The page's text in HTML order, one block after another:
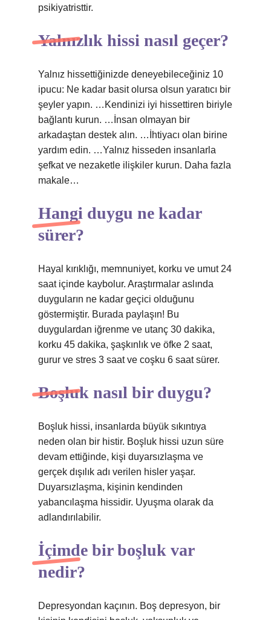
psikiyatristtir.
Yalnızlık hissi nasıl geçer?
Yalnız hissettiğinizde deneyebileceğiniz 10
ipucu: Ne kadar basit olursa olsun yaratıcı bir
şeyler yapın. …Kendinizi iyi hissettiren biriyle
bağlantı kurun. …İnsan olmayan bir
arkadaştan destek alın. …İhtiyacı olan birine
yardım edin. …Yalnız hisseden insanlarla
şefkat ve nezaketle ilişkiler kurun. Daha fazla
makale…
Hangi duygu ne kadar
sürer?
Hayal kırıklığı, memnuniyet, korku ve umut 24
saat içinde kaybolur. Araştırmalar aslında
duyguların ne kadar geçici olduğunu
göstermiştir. Burada paylaşın! Bu
duygulardan iğrenme ve utanç 30 dakika,
korku 45 dakika, şaşkınlık ve öfke 2 saat,
gurur ve stres 3 saat ve coşku 6 saat sürer.
Boşluk nasıl bir duygu?
Boşluk hissi, insanlarda büyük sıkıntıya
neden olan bir histir. Boşluk hissi uzun süre
devam ettiğinde, kişi duyarsızlaşma ve
gerçek dışılık adı verilen hisler yaşar.
Duyarsızlaşma, kişinin kendinden
yabancılaşma hissidir. Uyuşma olarak da
adlandırılabilir.
İçimde bir boşluk var
nedir?
Depresyondan kaçının. Boş depresyon, bir